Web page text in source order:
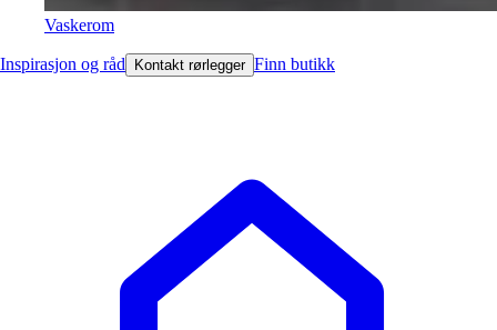
Vaskerom
Inspirasjon og råd Kontakt rørlegger Finn butikk